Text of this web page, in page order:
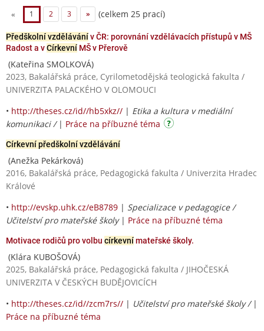
« 1 2 3 » (celkem 25 prací)
Předškolní vzdělávánív ČR: porovnání vzdělávacích přístupů v MŠ
Radost a vCírkevní MŠ v Přerově
(Kateřina SMOLKOVÁ)
2023, Bakalářská práce, Cyrilometodějská teologická fakulta /
UNIVERZITA PALACKÉHO V OLOMOUCI
• http://theses.cz/id//hb5xkz// | Etika a kultura v mediální
komunikaci / | Práce na příbuzné téma
Církevní předškolní vzdělávání
(Anežka Pekárková)
2016, Bakalářská práce, Pedagogická fakulta / Univerzita Hradec
Králové
• http://evskp.uhk.cz/eB8789 | Specializace v pedagogice /
Učitelství pro mateřské školy| Práce na příbuzné téma
Motivace rodičů pro volbu církevnímateřské školy.
(Klára KUBOŠOVÁ)
2025, Bakalářská práce, Pedagogická fakulta / JIHOČESKÁ
UNIVERZITA V ČESKÝCH BUDĚJOVICÍCH
• http://theses.cz/id//zcm7rs// | Učitelství pro mateřské školy / |
Práce na příbuzné téma